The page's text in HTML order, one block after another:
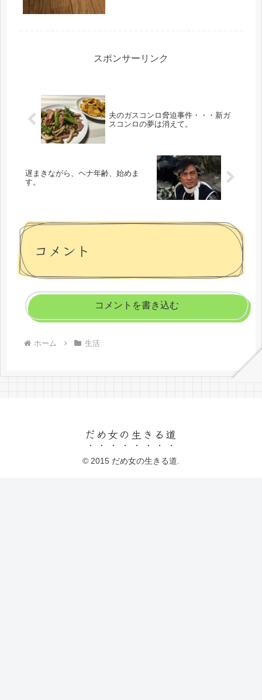
スポンサーリンク
夫のガスコンロ脅迫事件・・・新ガ
スコンロの夢は消えて。
遅まきながら、ヘナ年齢、始めま
す。
コメント
コメントを書き込む
ホーム 生活
だめ女の生きる道
© 2015 だめ女の生きる道.